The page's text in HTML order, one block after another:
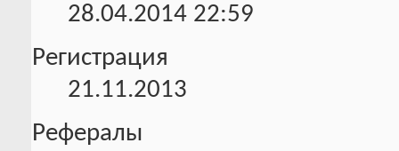
28.04.2014 22:59
Регистрация
21.11.2013
Рефералы